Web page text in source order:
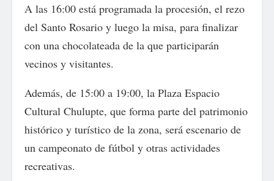
A las 16:00 está programada la procesión, el rezo
del Santo Rosario y luego la misa, para finalizar
con una chocolateada de la que participarán
vecinos y visitantes.
Además, de 15:00 a 19:00, la Plaza Espacio
Cultural Chulupte, que forma parte del patrimonio
histórico y turístico de la zona, será escenario de
un campeonato de fútbol y otras actividades
recreativas.